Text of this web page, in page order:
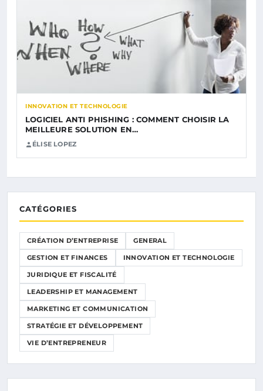
INNOVATION ET TECHNOLOGIE
LOGICIEL ANTI PHISHING : COMMENT CHOISIR LA
MEILLEURE SOLUTION EN…
ÉLISE LOPEZ
CATÉGORIES
CRÉATION D’ENTREPRISE GENERAL
GESTION ET FINANCES INNOVATION ET TECHNOLOGIE
JURIDIQUE ET FISCALITÉ
LEADERSHIP ET MANAGEMENT
MARKETING ET COMMUNICATION
STRATÉGIE ET DÉVELOPPEMENT
VIE D’ENTREPRENEUR